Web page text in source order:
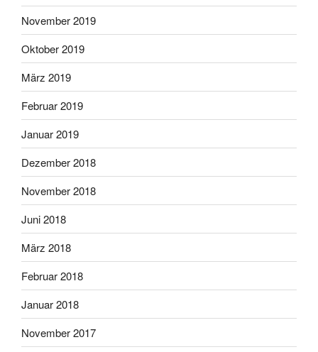
November 2019
Oktober 2019
März 2019
Februar 2019
Januar 2019
Dezember 2018
November 2018
Juni 2018
März 2018
Februar 2018
Januar 2018
November 2017